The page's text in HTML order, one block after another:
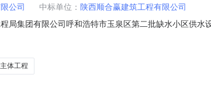
公司 中标单位： 陕西顺合赢建筑工程有限公司
局集团有限公司呼和浩特市玉泉区第二批缺水小区供
主体工程